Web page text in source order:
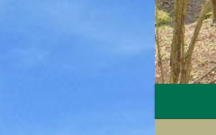
menu